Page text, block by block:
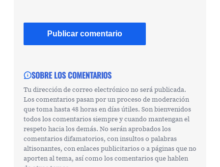
SOBRE LOS COMENTARIOS
Tu dirección de correo electrónico no será publicada.
Los comentarios pasan por un proceso de moderación
que toma hasta 48 horas en días útiles. Son bienvenidos
todos los comentarios siempre y cuando mantengan el
respeto hacia los demás. No serán aprobados los
comentarios difamatorios, con insultos o palabras
altisonantes, con enlaces publicitarios o a páginas que no
aporten al tema, así como los comentarios que hablen